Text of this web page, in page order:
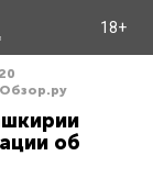
18+
об